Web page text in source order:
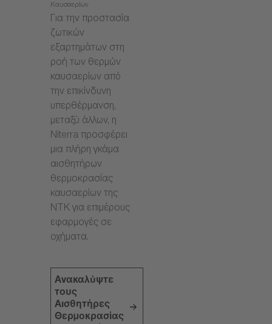
Καυσαερίων
Για την προστασία
ζωτικών
εξαρτημάτων στη
ροή των θερμών
καυσαερίων από
την επικίνδυνη
υπερθέρμανση,
μεταξύ άλλων, η
Niterra προσφέρει
μια πλήρη γκάμα
αισθητήρων
θερμοκρασίας
καυσαερίων της
NTK για επιμέρους
εφαρμογές σε
οχήματα.
Ανακαλύψτε
τους
Αισθητήρες
Θερμοκρασίας